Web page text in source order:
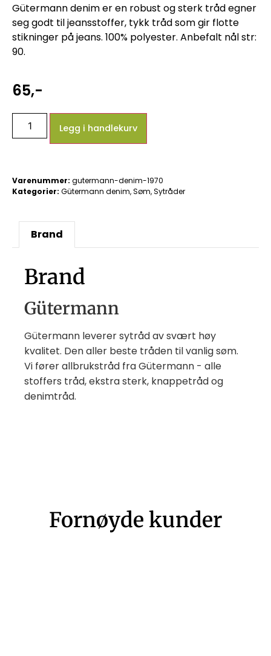
Gütermann denim er en robust og sterk tråd egner
seg godt til jeansstoffer, tykk tråd som gir flotte
stikninger på jeans. 100% polyester. Anbefalt nål str:
90.
65,-
Legg i handlekurv
Varenummer: gutermann-denim-1970
Kategorier: Gütermann denim,Søm,Sytråder
Brand
Brand
Gütermann
Gütermann leverer sytråd av svært høy
kvalitet. Den aller beste tråden til vanlig søm.
Vi fører allbrukstråd fra Gütermann - alle
stoffers tråd, ekstra sterk, knappetråd og
denimtråd.
Fornøyde kunder